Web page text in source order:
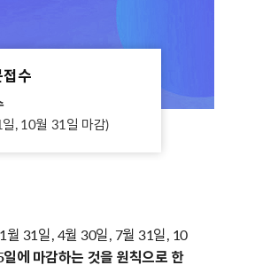
접수
, 10월 31일 마감)
월 31일, 4월 30일, 7월 31일, 10
에 마감하는 것을 원칙으로 한